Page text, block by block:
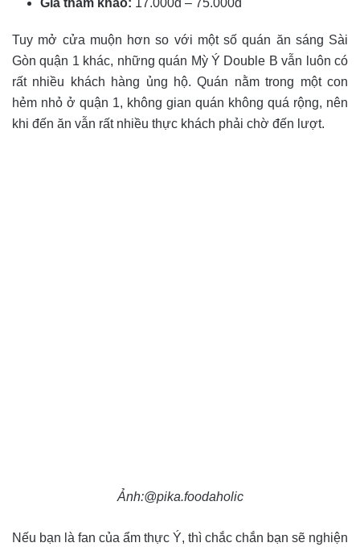
Tuy mở cửa muộn hơn so với một số quán ăn sáng Sài
Gòn quận 1 khác, những quán Mỳ Ý Double B vẫn luôn có
rất nhiều khách hàng ủng hộ. Quán nằm trong một con
hẻm nhỏ ở quận 1, không gian quán không quá rộng, nên
khi đến ăn vẫn rất nhiều thực khách phải chờ đến lượt.
Ảnh:@pika.foodaholic
Nếu bạn là fan của ẩm thực Ý, thì chắc chắn bạn sẽ nghiện